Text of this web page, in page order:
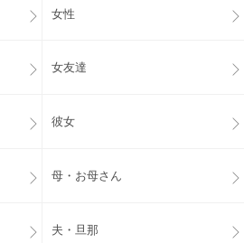
女性
女友達
彼女
母・お母さん
夫・旦那